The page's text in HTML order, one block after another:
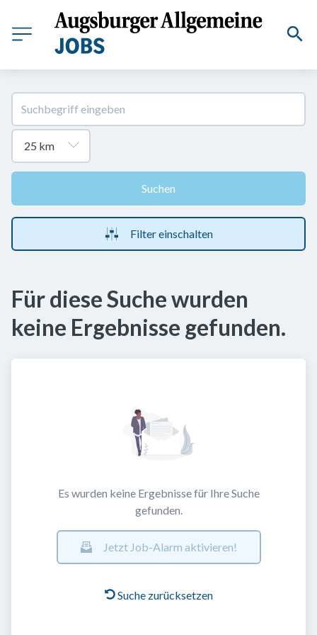
Suchen
Filter einschalten
Für diese Suche wurden
keine Ergebnisse gefunden.
Es wurden keine Ergebnisse für Ihre Suche
gefunden.
Jetzt Job-Alarm aktivieren!
Suche zurücksetzen